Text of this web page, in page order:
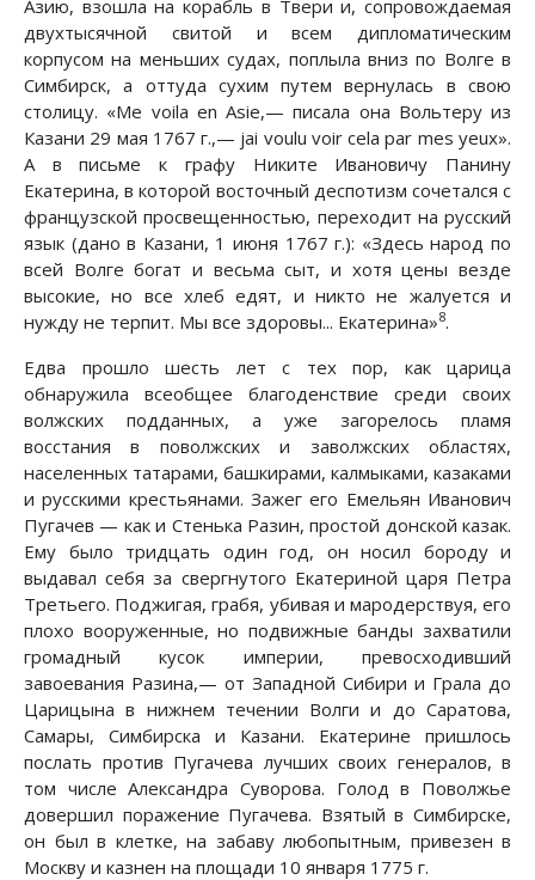
Азию, взошла на корабль в Твери и, сопровождаемая
двухтысячной свитой и всем дипломатическим
корпусом на меньших судах, поплыла вниз по Волге в
Симбирск, а оттуда сухим путем вернулась в свою
столицу. «Me voila en Asie,— писала она Вольтеру из
Казани 29 мая 1767 г.,— jai voulu voir cela par mes yeux».
А в письме к графу Никите Ивановичу Панину
Екатерина, в которой восточный деспотизм сочетался с
французской просвещенностью, переходит на русский
язык (дано в Казани, 1 июня 1767 г.): «Здесь народ по
всей Волге богат и весьма сыт, и хотя цены везде
высокие, но все хлеб едят, и никто не жалуется и
нужду не терпит. Мы все здоровы... Екатерина»8.
Едва прошло шесть лет с тех пор, как царица
обнаружила всеобщее благоденствие среди своих
волжских подданных, а уже загорелось пламя
восстания в поволжских и заволжских областях,
населенных татарами, башкирами, калмыками, казаками
и русскими крестьянами. Зажег его Емельян Иванович
Пугачев — как и Стенька Разин, простой донской казак.
Ему было тридцать один год, он носил бороду и
выдавал себя за свергнутого Екатериной царя Петра
Третьего. Поджигая, грабя, убивая и мародерствуя, его
плохо вооруженные, но подвижные банды захватили
громадный кусок империи, превосходивший
завоевания Разина,— от Западной Сибири и Грала до
Царицына в нижнем течении Волги и до Саратова,
Самары, Симбирска и Казани. Екатерине пришлось
послать против Пугачева лучших своих генералов, в
том числе Александра Суворова. Голод в Поволжье
довершил поражение Пугачева. Взятый в Симбирске,
он был в клетке, на забаву любопытным, привезен в
Москву и казнен на площади 10 января 1775 г.